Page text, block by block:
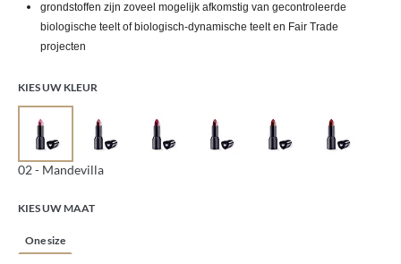
grondstoffen zijn zoveel mogelijk afkomstig van gecontroleerde
biologische teelt of biologisch-dynamische teelt en Fair Trade
projecten
KIES UW KLEUR
02 - Mandevilla
KIES UW MAAT
One size